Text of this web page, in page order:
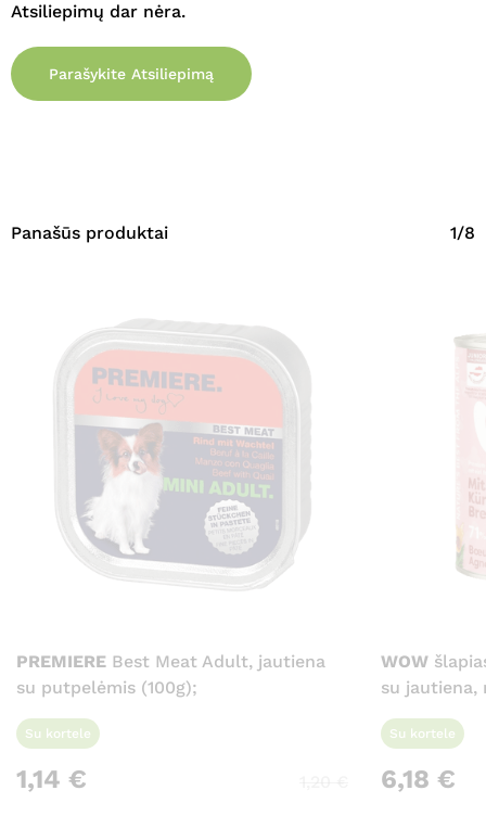
Atsiliepimų dar nėra.
Parašykite Atsiliepimą
Panašūs produktai 1/8
PREMIERE Best Meat Adult, jautiena
su putpelėmis (100g);
Su kortele
1,14 €
WOW
su jautiena,
Su kortele
6,18 €